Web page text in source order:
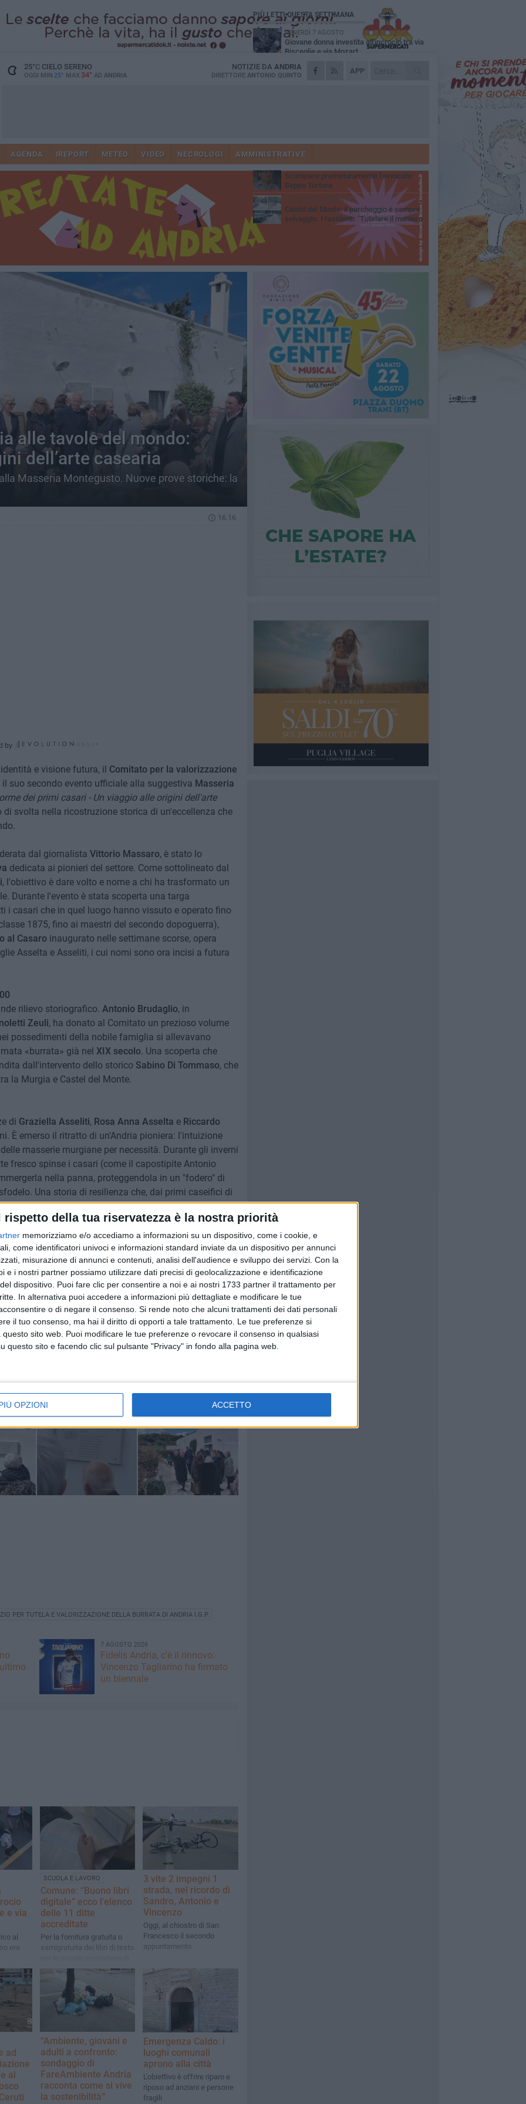
rispetto della tua riservatezza è la nostra priorità
memorizziamo e/o accediamo a informazioni su un dispositivo, come i cookie, e
come identificatori univoci e informazioni standard inviate da un dispositivo per annunci
misurazione di annunci e contenuti, analisi dell'audience e sviluppo dei servizi. Con la
e i nostri partner possiamo utilizzare dati precisi di geolocalizzazione e identificazione
dispositivo. Puoi fare clic per consentire a noi e ai nostri 1733 partner il trattamento per
In alternativa puoi accedere a informazioni più dettagliate e modificare le tue
o di negare il consenso. Si rende noto che alcuni trattamenti dei dati personali
il tuo consenso, ma hai il diritto di opporti a tale trattamento. Le tue preferenze si
sito web. Puoi modificare le tue preferenze o revocare il consenso in qualsiasi
questo sito e facendo clic sul pulsante "Privacy" in fondo alla pagina web.
OPZIONI ACCETTO
25°CCIELO SERENO
OGGI MIN 25° MAX 34° AD ANDRIA
APP
NOTIZIE DA ANDRIA
DIRETTORE ANTONIO QUINTO
AGENDA IREPORT METEO VIDEO NECROLOGI AMMINISTRATIVE
alle tavole del mondo:
dell’arte casearia
Masseria Montegusto. Nuove prove storiche: la
16.16
by
e visione futura, il Comitato per la valorizzazione
il suo secondo evento ufficiale alla suggestiva Masseria
dei primi casari - Un viaggio alle origini dell'arte
di svolta nella ricostruzione storica di un'eccellenza che
dal giornalista Vittorio Massaro, è stato lo
dedicata ai pionieri del settore. Come sottolineato dal
, l'obiettivo è dare volto e nome a chi ha trasformato un
Durante l'evento è stata scoperta una targa
i casari che in quel luogo hanno vissuto e operato fino
1875, fino ai maestri del secondo dopoguerra),
al Casaro inaugurato nelle settimane scorse, opera
Asselta e Asseliti, i cui nomi sono ora incisi a futura
rilievo storiografico. Antonio Brudaglio, in
Zeuli, ha donato al Comitato un prezioso volume
possedimenti della nobile famiglia si allevavano
«burrata» già nel XIX secolo. Una scoperta che
dall'intervento dello storico Sabino Di Tommaso, che
la Murgia e Castel del Monte.
di Graziella Asseliti, Rosa Anna Asselta e Riccardo
È emerso il ritratto di un'Andria pioniera: l'intuizione
masserie murgiane per necessità. Durante gli inverni
fresco spinse i casari (come il capostipite Antonio
nella panna, proteggendola in un "fodero" di
Una storia di resilienza che, dai primi caseifici di
di Roma, Milano e persino le tavole di statisti come
Malcangi ha tracciato la rotta per i prossimi
;
per il turismo esperienziale;
degustazione come il"Cheese Day".
delle Palme officiata daDon Riccardo Agresti , che ha
terra, seguito da un rinfresco con i prodotti tipici che
PER TUTELA E VALORIZZAZIONE DELLA BURRATA DI ANDRIA I.G.P.
7 AGOSTO 2026
Fidelis Andria, c'è il rinnovo:
Vincenzo Tagliarino ha firmato
un biennale
e via
al
era
SCUOLA E LAVORO
Comune: “Buono libri
digitale” ecco l'elenco
delle 11 ditte
accreditate
Per la fornitura gratuita o
semigratuita dei libri di testo
1° e di 2° grado A.S.
2026/2027
3 vite 2 impegni 1
strada, nel ricordo di
Sandro, Antonio e
Vincenzo
Oggi, al chiostro di San
Francesco il secondo
appuntamento
ad
al
“Ambiente, giovani e
adulti a confronto:
sondaggio di
FareAmbiente Andria
racconta come si vive
la sostenibilità”
Emergenza Caldo: i
luoghi comunali
aprono alla città
L'obiettivo è offrire riparo e
riposo ad anziani e persone
fragili
PIÙ LETTI QUESTA SETTIMANA
VENERDÌ 7 AGOSTO
Giovane donna investita all'incrocio tra via
Bisceglie e via Mozart
MARTEDÌ 4 AGOSTO
Cattivo odore dall’abitazione, la macabra
Andria saluta mons. Agostino Superbo:
celebrati i funerali - FOTO
GIOVEDÌ 30 LUGLIO
Scompare prematuramente l'avvocato
Beppe Tortora
MERCOLEDÌ 5 AGOSTO
Castel del Monte, il parcheggio é sempre
selvaggio. I residenti: "Tutelare il maniero
tra vivibilità e rispetto del paesaggio"